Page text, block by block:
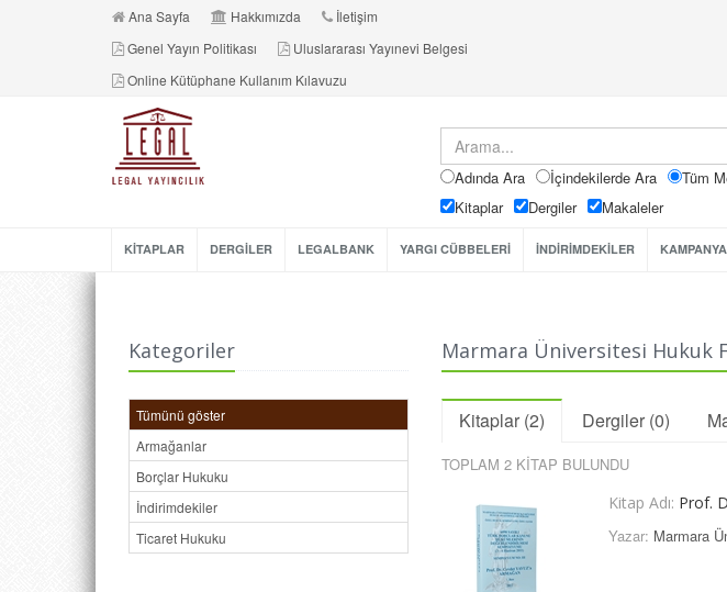
Ana Sayfa Hakkımızda
İletişim
Genel Yayın Politikası
Uluslararası Yayınevi Belgesi
Online Kütüphane Kullanım Kılavuzu
Adında Ara İçindekilerde Ara Tüm
Kitaplar
Dergiler Makaleler
KİTAPLAR DERGİLER LEGALBANK YARGI CÜBBELERİ İNDİRİMDEKİLER
Kategoriler
Tümünü göster
Armağanlar
Borçlar Hukuku
İndirimdekiler
Ticaret Hukuku
Marmara Üniversitesi Hukuk
Kitaplar (2) Dergiler (0)
TOPLAM 2 KİTAP BULUNDU
Kitap Adı: Prof.
Yazar: Marmara